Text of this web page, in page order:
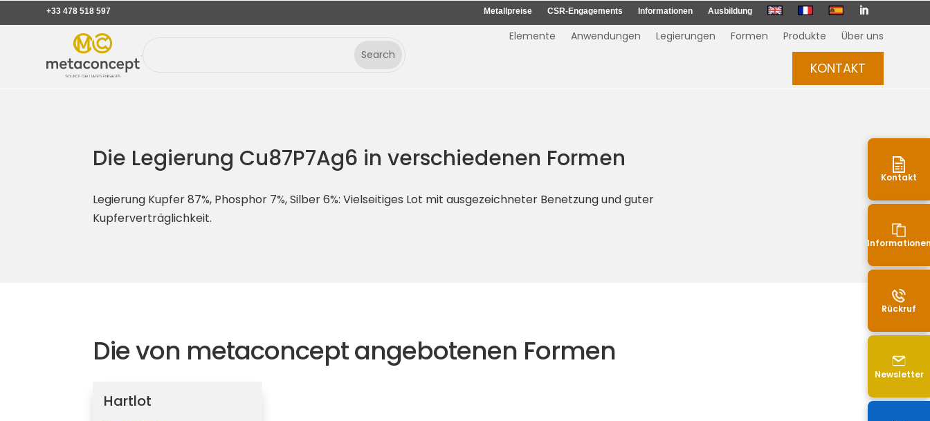
+33 478 518 597 Metallpreise CSR-Engagements Informationen Ausbildung 
Elemente Anwendungen Legierungen Formen Produkte Über uns
KONTAKT
Die Legierung Cu87P7Ag6 in verschiedenen Formen
Legierung Kupfer 87%, Phosphor 7%, Silber 6%: Vielseitiges Lot mit ausgezeichneter Benetzung und guter
Kupferverträglichkeit.
Die von metaconcept angebotenen Formen
Hartlot
Kontakt
Rückruf
Newsletter